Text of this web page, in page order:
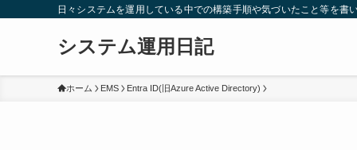
日々システムを運用している中での構築手順や気づいたこと等を書
システム運用日記
ホーム EMS Entra ID(旧Azure Active Directory)